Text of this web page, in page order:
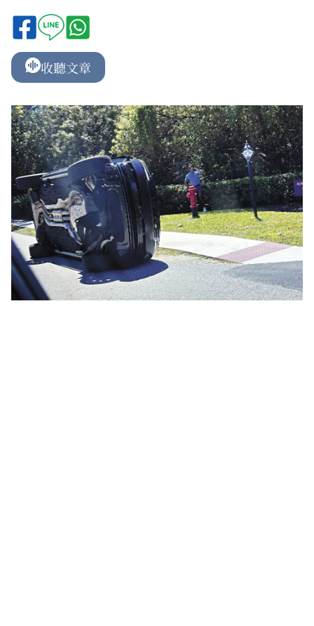
收聽文章